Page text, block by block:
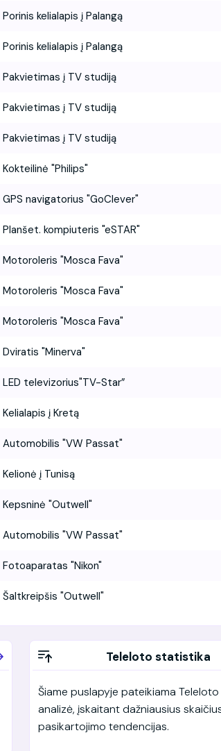
Porinis kelialapis į Palangą
Porinis kelialapis į Palangą
Pakvietimas į TV studiją
Pakvietimas į TV studiją
Pakvietimas į TV studiją
Kokteilinė "Philips"
GPS navigatorius "GoClever"
Planšet. kompiuteris "eSTAR"
Motoroleris "Mosca Fava"
Motoroleris "Mosca Fava"
Motoroleris "Mosca Fava"
Dviratis "Minerva"
LED televizorius"TV-Star”
Kelialapis į Kretą
Automobilis "VW Passat"
Kelionė į Tunisą
Kepsninė "Outwell"
Automobilis "VW Passat"
Fotoaparatas "Nikon"
Šaltkreipšis "Outwell"
Teleloto statistika
Šiame puslapyje pateikiama
analizė, įskaitant dažniausius
pasikartojimo tendencijas.